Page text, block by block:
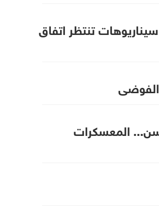
سيناريوهات تنتظر اتفاق
الفوضى
المعسكرات